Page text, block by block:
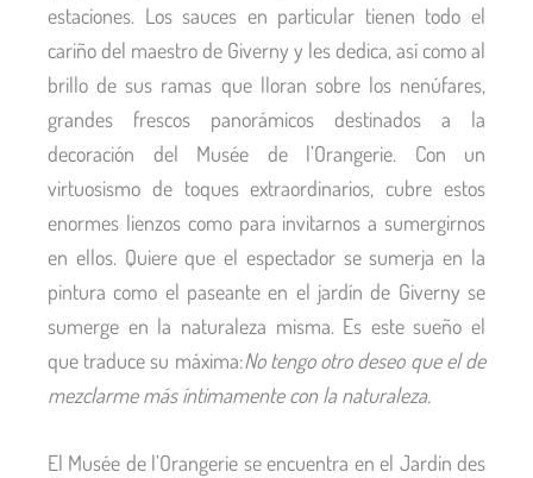
estaciones. Los sauces en particular tienen todo el
cariño del maestro de Giverny y les dedica, así como al
brillo de sus ramas que lloran sobre los nenúfares,
grandes frescos panorámicos destinados a la
decoración del Musée de l’Orangerie. Con un
virtuosismo de toques extraordinarios, cubre estos
enormes lienzos como para invitarnos a sumergirnos
en ellos. Quiere que el espectador se sumerja en la
pintura como el paseante en el jardín de Giverny se
sumerge en la naturaleza misma. Es este sueño el
que traduce su máxima:No tengo otro deseo que el de
mezclarme más íntimamente con la naturaleza.
El Musée de l’Orangerie se encuentra en el Jardin des